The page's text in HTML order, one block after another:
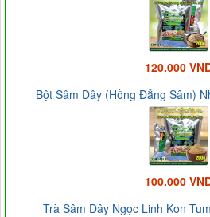
120.000
Bột Sâm Dây (Hồng Đẳng Sâm)
100.000
Trà Sâm Dây Ngọc Linh Kon